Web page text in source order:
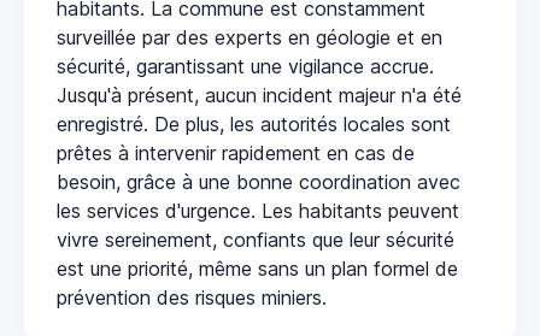
habitants. La commune est constamment
surveillée par des experts en géologie et en
sécurité, garantissant une vigilance accrue.
Jusqu'à présent, aucun incident majeur n'a été
enregistré. De plus, les autorités locales sont
prêtes à intervenir rapidement en cas de
besoin, grâce à une bonne coordination avec
les services d'urgence. Les habitants peuvent
vivre sereinement, confiants que leur sécurité
est une priorité, même sans un plan formel de
prévention des risques miniers.